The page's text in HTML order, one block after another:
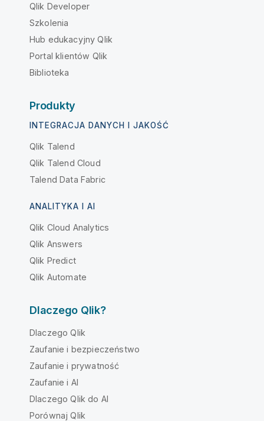
Qlik Developer
Szkolenia
Hub edukacyjny Qlik
Portal klientów Qlik
Biblioteka
Produkty
INTEGRACJA DANYCH I JAKOŚĆ
Qlik Talend
Qlik Talend Cloud
Talend Data Fabric
ANALITYKA I AI
Qlik Cloud Analytics
Qlik Answers
Qlik Predict
Qlik Automate
Dlaczego Qlik?
Dlaczego Qlik
Zaufanie i bezpieczeństwo
Zaufanie i prywatność
Zaufanie i AI
Dlaczego Qlik do AI
Porównaj Qlik